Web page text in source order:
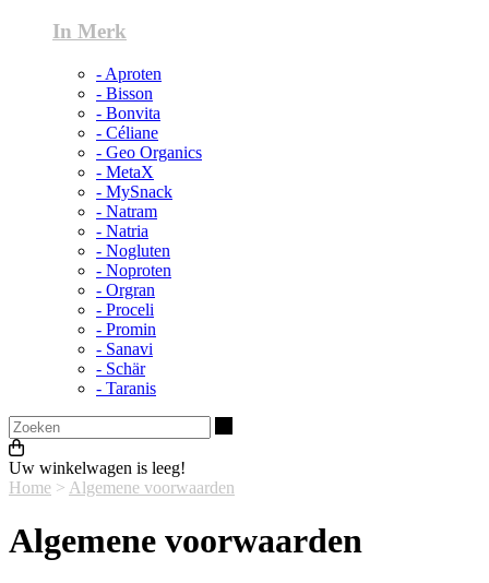
In Merk
- Aproten
- Bisson
- Bonvita
- Céliane
- Geo Organics
- MetaX
- MySnack
- Natram
- Natria
- Nogluten
- Noproten
- Orgran
- Proceli
- Promin
- Sanavi
- Schär
- Taranis
Uw winkelwagen is leeg!
Home > Algemene voorwaarden
Algemene voorwaarden